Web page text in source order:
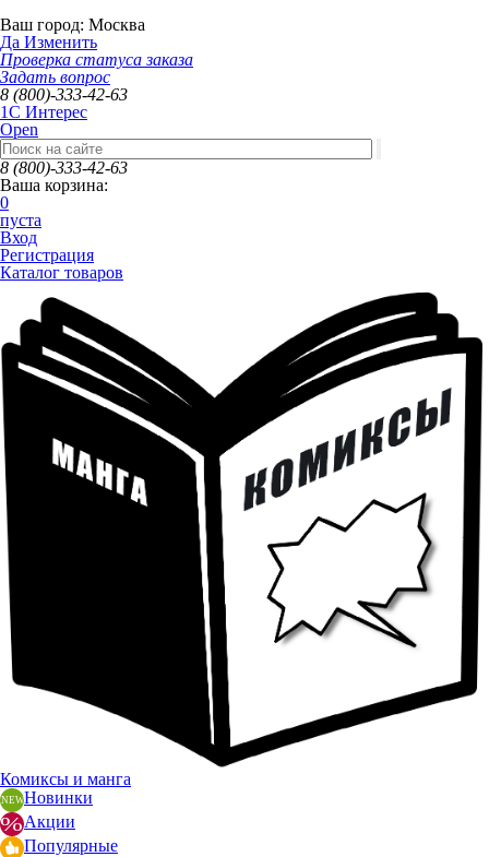
Ваш город: Москва
Да Изменить
Проверка статуса заказа
Задать вопрос
8 (800)-333-42-63
1C Интерес
Open
8 (800)-333-42-63
Ваша корзина:
0
пуста
Вход
Регистрация
Каталог товаров
Комиксы и манга
Новинки
Акции
Популярные